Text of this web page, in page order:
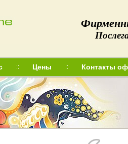
Цены Контакты